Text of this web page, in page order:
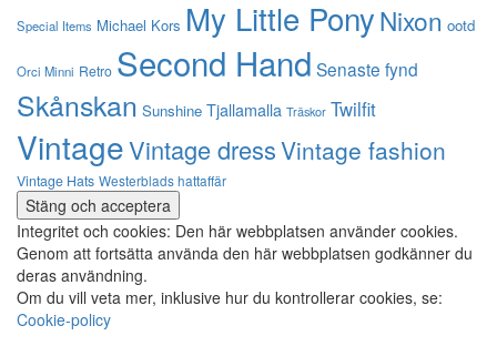
Special Items Michael Kors My Little PonyNixon ootd
Orci Minni Retro Second Hand Senaste fynd
Skånskan Sunshine Tjallamalla Träskor Twilfit
VintageVintage dressVintage fashion
Vintage Hats Westerblads hattaffär
Integritet och cookies: Den här webbplatsen använder cookies.
Genom att fortsätta använda den här webbplatsen godkänner du
deras användning.
Om du vill veta mer, inklusive hur du kontrollerar cookies, se:
Cookie-policy